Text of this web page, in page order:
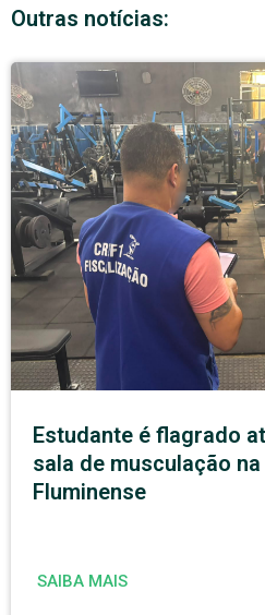
Outras notícias:
Estudante é flagrado
sala de musculação
Fluminense
SAIBA MAIS